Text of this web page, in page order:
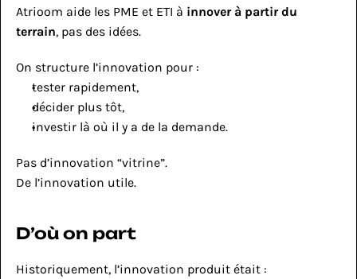
Atrioom aide les PME et ETI à innover à partir du
terrain, pas des idées.
On structure l’innovation pour :
tester rapidement,
décider plus tôt,
investir là où il y a de la demande.
Pas d’innovation “vitrine”.
De l’innovation utile.
D’où on part
Historiquement, l’innovation produit était :